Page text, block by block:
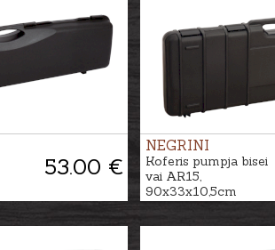
53.00 €
NEGRINI
Koferis pumpja bisei
vai AR15,
90x33x10,5cm